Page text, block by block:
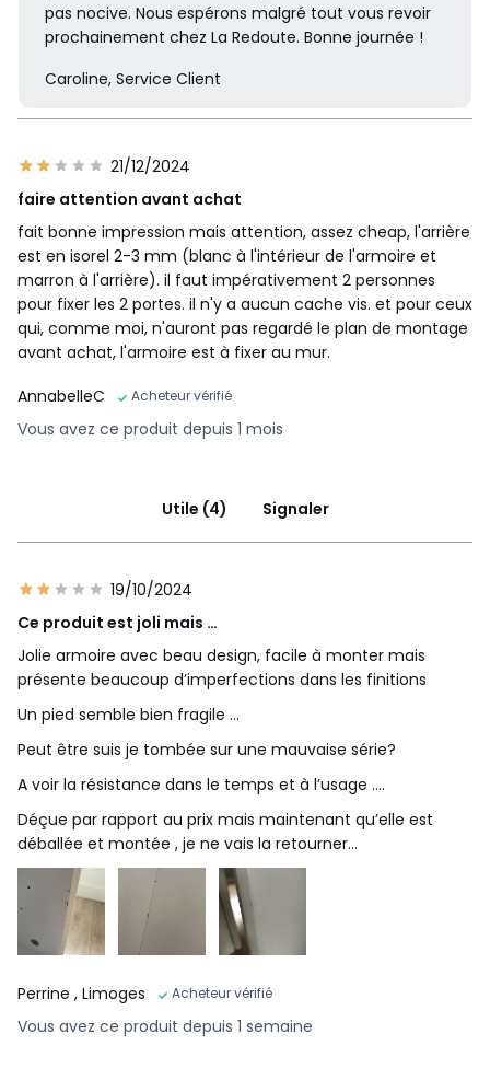
pas nocive. Nous espérons malgré tout vous revoir
prochainement chez La Redoute. Bonne journée !
Caroline, Service Client
21/12/2024
faire attention avant achat
fait bonne impression mais attention, assez cheap, l'arrière
est en isorel 2-3 mm (blanc à l'intérieur de l'armoire et
marron à l'arrière). il faut impérativement 2 personnes
pour fixer les 2 portes. il n'y a aucun cache vis. et pour ceux
qui, comme moi, n'auront pas regardé le plan de montage
avant achat, l'armoire est à fixer au mur.
AnnabelleC
Acheteur vérifié
Vous avez ce produit depuis 1 mois
Utile (4) Signaler
19/10/2024
Ce produit est joli mais …
Jolie armoire avec beau design, facile à monter mais
présente beaucoup d’imperfections dans les finitions
Un pied semble bien fragile …
Peut être suis je tombée sur une mauvaise série?
A voir la résistance dans le temps et à l’usage ….
Déçue par rapport au prix mais maintenant qu’elle est
déballée et montée , je ne vais la retourner…
Perrine , Limoges Acheteur vérifié
Vous avez ce produit depuis 1 semaine